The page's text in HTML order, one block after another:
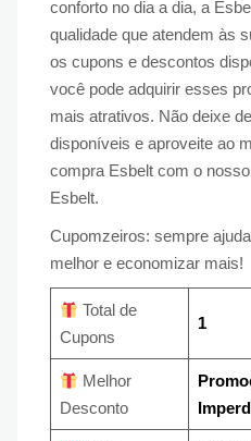
conforto no dia a dia, a
qualidade que atendem às
os cupons e descontos
você pode adquirir esses
mais atrativos. Não deixe
disponíveis e aproveite ao
compra Esbelt com o
Esbelt.
Cupomzeiros: sempre
melhor e economizar mais!
Total de
Cupons
1
Melhor
Desconto